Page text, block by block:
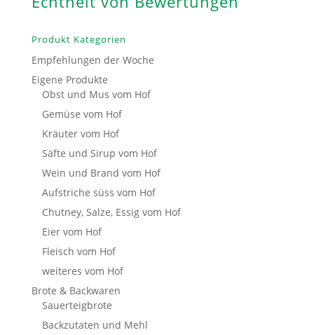
Produkt Kategorien
Empfehlungen der Woche
Eigene Produkte
Obst und Mus vom Hof
Gemüse vom Hof
Kräuter vom Hof
Säfte und Sirup vom Hof
Wein und Brand vom Hof
Aufstriche süss vom Hof
Chutney, Salze, Essig vom Hof
Eier vom Hof
Fleisch vom Hof
weiteres vom Hof
Brote & Backwaren
Sauerteigbrote
Backzutaten und Mehl